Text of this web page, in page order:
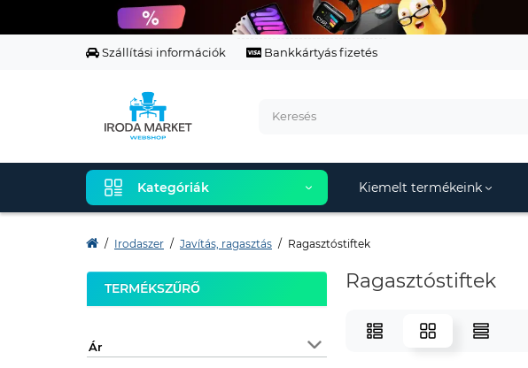
Szállítási információk Bankkártyás fizetés
Kategóriák Kiemelt termékeink
Irodaszer Javítás, ragasztás Ragasztóstiftek
TERMÉKSZŰRŐ
Ár
Ragasztóstiftek